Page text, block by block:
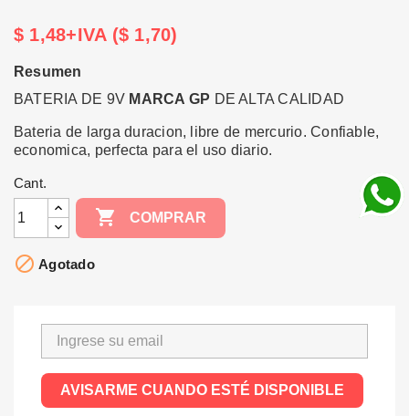
$ 1,48+IVA ($ 1,70)
Resumen
BATERIA DE 9V MARCA GP DE ALTA CALIDAD
Bateria de larga duracion, libre de mercurio. Confiable,
economica, perfecta para el uso diario.
Cant.
 COMPRAR
 Agotado
AVISARME CUANDO ESTÉ DISPONIBLE